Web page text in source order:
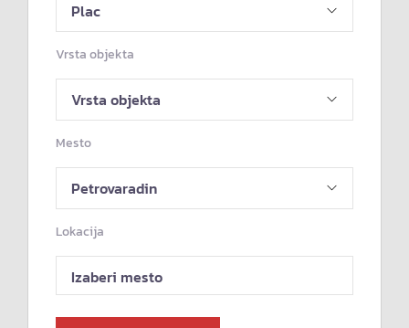
Vrsta objekta
Mesto
Lokacija
Izaberi mesto